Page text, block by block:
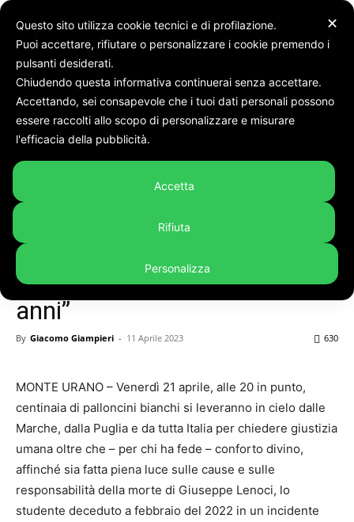
Cronaca
Cronaca In evidenza
Monte Urano. Venerdì 21
aprile centinaia di palloncini
in cielo per ricordare
Giuseppe Lenoci: “Quel
giorno avrebbe compiuto 18
anni”
By Giacomo Giampieri - 11 Aprile 2023 630
MONTE URANO – Venerdì 21 aprile, alle 20 in punto,
centinaia di palloncini bianchi si leveranno in cielo dalle
Marche, dalla Puglia e da tutta Italia per chiedere giustizia
umana oltre che – per chi ha fede – conforto divino,
affinché sia fatta piena luce sulle cause e sulle
responsabilità della morte di Giuseppe Lenoci, lo
studente deceduto a febbraio del 2022 in un incidente
✕
Questo sito utilizza cookie tecnici e di profilazione.
Puoi accettare, rifiutare o personalizzare i cookie premendo i
pulsanti desiderati.
Chiudendo questa informativa continuerai senza accettare.
Accettando, sei consapevole che i tuoi dati personali possono
essere raccolti allo scopo di personalizzare e misurare
l'efficacia della pubblicità.
Accetta
Rifiuta
Personalizza